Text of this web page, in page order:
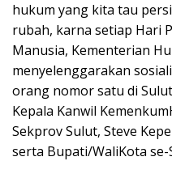
hukum yang kita tau
rubah, karna setiap Hari
Manusia, Kementerian
menyelenggarakan
orang nomor satu di
Kepala Kanwil
Sekprov Sulut, Steve
serta Bupati/WaliKota se-